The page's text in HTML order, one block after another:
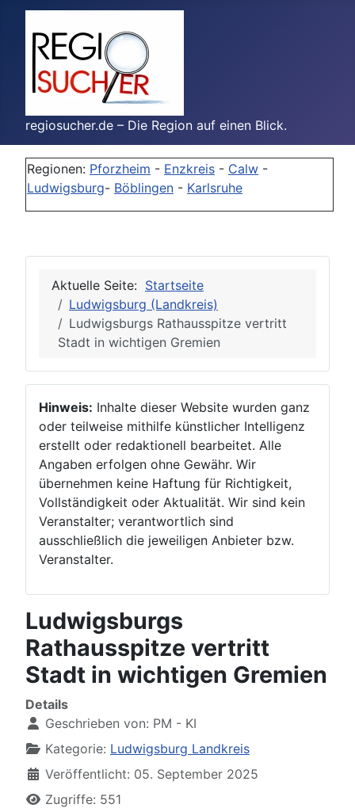
regiosucher.de – Die Region auf einen Blick.
Regionen: Pforzheim - Enzkreis - Calw -
Ludwigsburg- Böblingen - Karlsruhe
Aktuelle Seite: Startseite
Ludwigsburg (Landkreis)
Ludwigsburgs Rathausspitze vertritt
Stadt in wichtigen Gremien
Hinweis: Inhalte dieser Website wurden ganz
oder teilweise mithilfe künstlicher Intelligenz
erstellt oder redaktionell bearbeitet. Alle
Angaben erfolgen ohne Gewähr. Wir
übernehmen keine Haftung für Richtigkeit,
Vollständigkeit oder Aktualität. Wir sind kein
Veranstalter; verantwortlich sind
ausschließlich die jeweiligen Anbieter bzw.
Veranstalter.
Ludwigsburgs
Rathausspitze vertritt
Stadt in wichtigen Gremien
Details
Geschrieben von: PM - KI
Kategorie: Ludwigsburg Landkreis
Veröffentlicht: 05. September 2025
Zugriffe: 551